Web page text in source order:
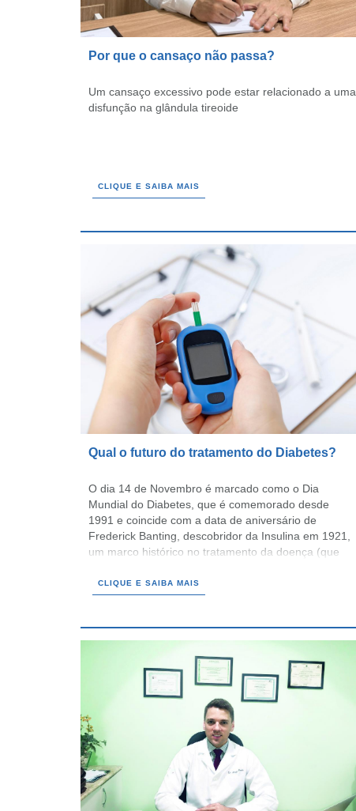
Por que o cansaço não passa?
Um cansaço excessivo pode estar relacionado a uma
disfunção na glândula tireoide
CLIQUE E SAIBA MAIS
Qual o futuro do tratamento do Diabetes?
O dia 14 de Novembro é marcado como o Dia
Mundial do Diabetes, que é comemorado desde
1991 e coincide com a data de aniversário de
Frederick Banting, descobridor da Insulina em 1921,
um marco histórico no tratamento da doença (que
CLIQUE E SAIBA MAIS